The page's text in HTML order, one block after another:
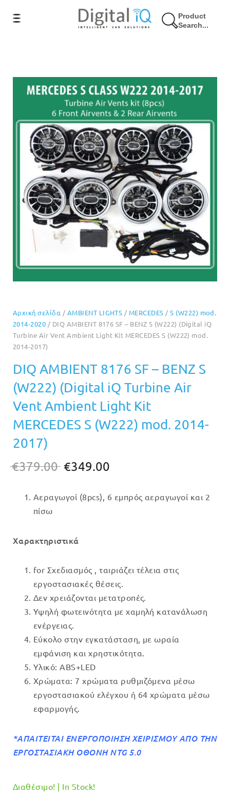
Product
Search...
8% Έκπτωση
Αρχική σελίδα / AMBIENT LIGHTS / MERCEDES /S (W222) mod.
2014-2020 / DIQ AMBIENT 8176 SF – BENZ S (W222) (Digital iQ
Turbine Air Vent Ambient Light Kit MERCEDES S (W222) mod.
2014-2017)
DIQ AMBIENT 8176 SF – BENZ S
(W222) (Digital iQ Turbine Air
Vent Ambient Light Kit
MERCEDES S (W222) mod. 2014-
2017)
€379.00 Original
was:
€349.00
τιμή
Αεραγωγοί (8pcs), 6 εμπρός αεραγωγοί και 2
πίσω
Χαρακτηριστικά
for Σχεδιασμός , ταιριάζει τέλεια στις
εργοστασιακές θέσεις.
Δεν χρειάζονται μετατροπές.
Υψηλή φωτεινότητα με χαμηλή κατανάλωση
ενέργειας.
Εύκολο στην εγκατάσταση, με ωραία
εμφάνιση και χρηστικότητα.
Υλικό: ABS+LED
Χρώματα: 7 χρώματα ρυθμιζόμενα μέσω
εργοστασιακού ελέγχου ή 64 χρώματα μέσω
εφαρμογής.
*ΑΠΑΙΤΕΙΤΑΙ ΕΝΕΡΓΟΠΟΙΗΣΗ ΧΕΙΡΙΣΜΟΥ ΑΠΟ ΤΗΝ
ΕΡΓΟΣΤΑΣΙΑΚΗ ΟΘΟΝΗ NTG 5.0
Διαθέσιμο! | In Stock!